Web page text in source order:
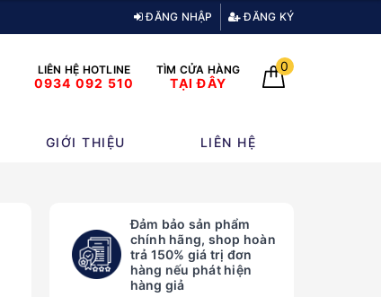
ĐĂNG NHẬP ĐĂNG KÝ
LIÊN HỆ HOTLINE
0934 092 510
TÌM CỬA HÀNG
TẠI ĐÂY
0
GIỚI THIỆU LIÊN HỆ
Đảm bảo sản phẩm
chính hãng, shop hoàn
trả 150% giá trị đơn
hàng nếu phát hiện
hàng giả